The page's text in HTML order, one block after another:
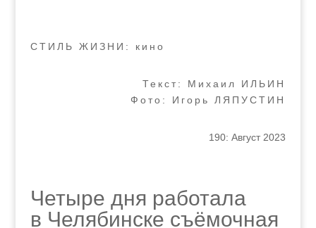
СТИЛЬ ЖИЗНИ: кино
Текст: Михаил ИЛЬИН
Фото: Игорь ЛЯПУСТИН
190: Август 2023
Четыре дня работала
в Челябинске съёмочная